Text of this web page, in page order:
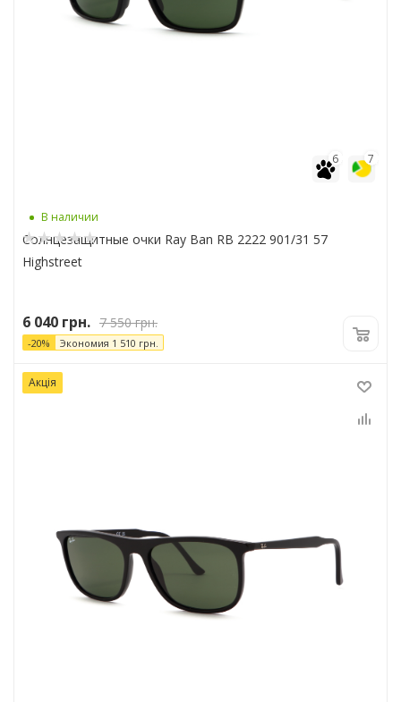
7
6
В наличии
Солнцезащитные очки Ray Ban RB 2222 901/31 57
Highstreet
6 040 грн. 7 550грн.
-20% Экономия 1 510 грн.
Акція